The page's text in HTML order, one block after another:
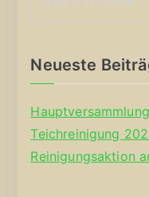
Neueste
Teichreinigung
Reinigungsaktion